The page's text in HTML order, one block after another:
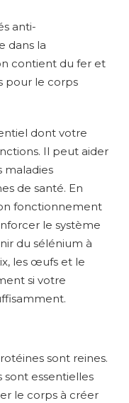
anti-
dans la
contient du fer et
pour le corps
dont votre
Il peut aider
maladies
de santé. En
fonctionnement
le système
du sélénium à
les œufs et le
si votre
sont reines.
sont essentielles
le corps à créer